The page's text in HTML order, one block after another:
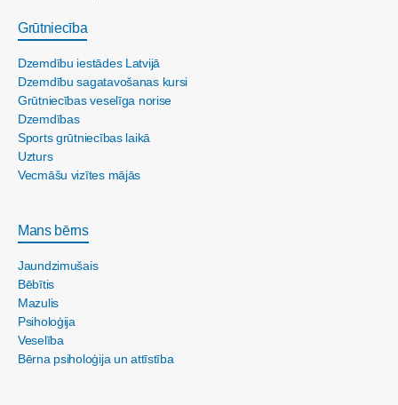
Grūtniecība
Dzemdību iestādes Latvijā
Dzemdību sagatavošanas kursi
Grūtniecības veselīga norise
Dzemdības
Sports grūtniecības laikā
Uzturs
Vecmāšu vizītes mājās
Mans bērns
Jaundzimušais
Bēbītis
Mazulis
Psiholoģija
Veselība
Bērna psiholoģija un attīstība